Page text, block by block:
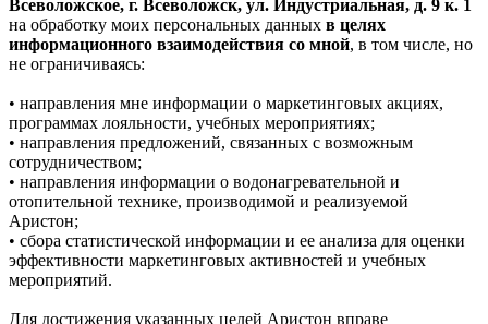
Всеволожское, г. Всеволожск, ул. Индустриальная, д. 9 к. 1
на обработку моих персональных данных в целях
информационного взаимодействия со мной, в том числе, но
не ограничиваясь:
• направления мне информации о маркетинговых акциях,
программах лояльности, учебных мероприятиях;
• направления предложений, связанных с возможным
сотрудничеством;
• направления информации о водонагревательной и
отопительной технике, производимой и реализуемой
Аристон;
• сбора статистической информации и ее анализа для оценки
эффективности маркетинговых активностей и учебных
мероприятий.
Для достижения указанных целей Аристон вправе